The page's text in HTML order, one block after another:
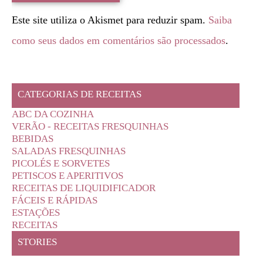
Este site utiliza o Akismet para reduzir spam. Saiba
como seus dados em comentários são processados.
CATEGORIAS DE RECEITAS
ABC DA COZINHA
VERÃO - RECEITAS FRESQUINHAS
BEBIDAS
SALADAS FRESQUINHAS
PICOLÉS E SORVETES
PETISCOS E APERITIVOS
RECEITAS DE LIQUIDIFICADOR
FÁCEIS E RÁPIDAS
ESTAÇÕES
RECEITAS
STORIES